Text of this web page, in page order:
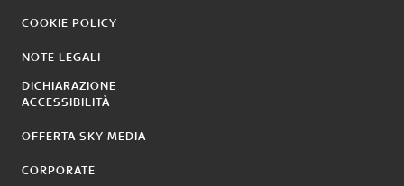
COOKIE POLICY
NOTE LEGALI
DICHIARAZIONE
ACCESSIBILITÀ
OFFERTA SKY MEDIA
CORPORATE